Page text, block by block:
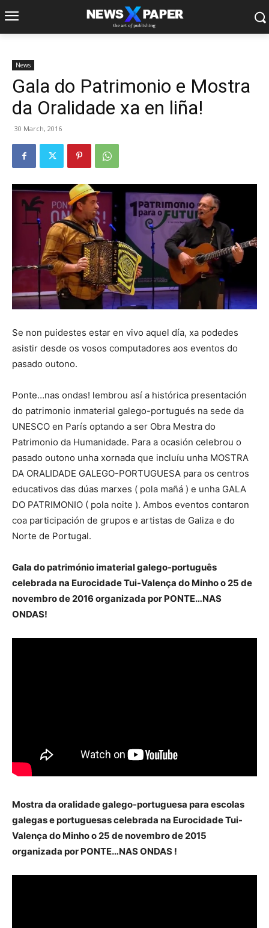
News
Gala do Patrimonio e Mostra
da Oralidade xa en liña!
30 March, 2016
Se non puidestes estar en vivo aquel día, xa podedes
asistir desde os vosos computadores aos eventos do
pasado outono.
Ponte…nas ondas! lembrou así a histórica presentación
do patrimonio inmaterial galego-portugués na sede da
UNESCO en París optando a ser Obra Mestra do
Patrimonio da Humanidade. Para a ocasión celebrou o
pasado outono unha xornada que incluíu unha MOSTRA
DA ORALIDADE GALEGO-PORTUGUESA para os centros
educativos das dúas marxes ( pola mañá ) e unha GALA
DO PATRIMONIO ( pola noite ). Ambos eventos contaron
coa participación de grupos e artistas de Galiza e do
Norte de Portugal.
Gala do património imaterial galego-português
celebrada na Eurocidade Tui-Valença do Minho o 25 de
novembro de 2016 organizada por PONTE…NAS
ONDAS!
Mostra da oralidade galego-portuguesa para escolas
galegas e portuguesas celebrada na Eurocidade Tui-
Valença do Minho o 25 de novembro de 2015
organizada por PONTE…NAS ONDAS !